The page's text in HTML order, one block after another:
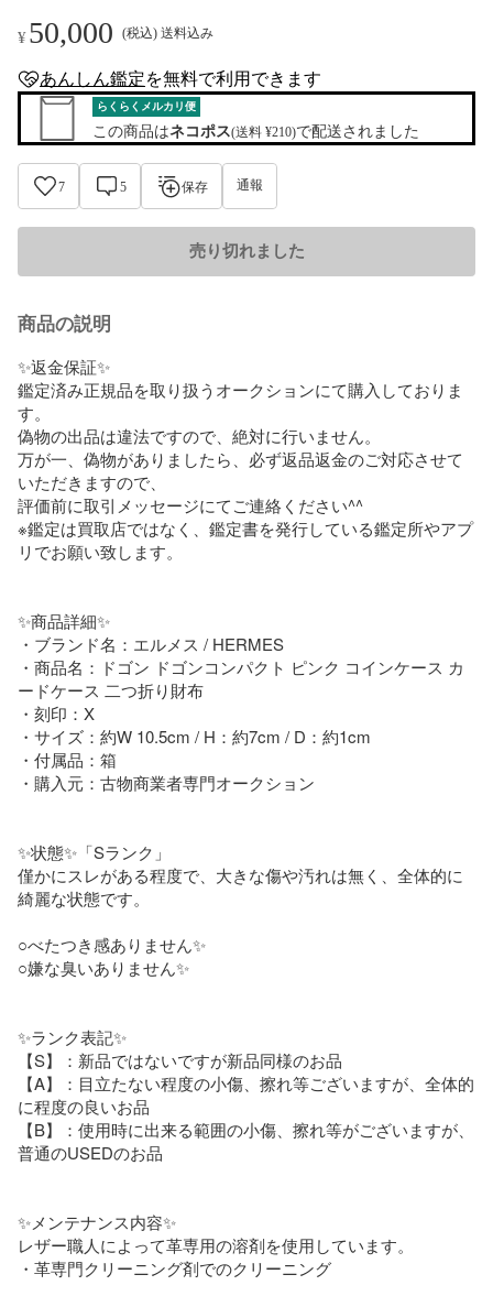
¥50,000 (税込) 送料込み
anshin-appraisal-tag
あんしん鑑定を無料で利用できます
らくらくメルカリ便
この商品はネコポス(送料 ¥210)で配送されました
7 5 保存 通報
売り切れました
商品の説明
✨返金保証✨
鑑定済み正規品を取り扱うオークションにて購入しておりま
す。
偽物の出品は違法ですので、絶対に行いません。
万が一、偽物がありましたら、必ず返品返金のご対応させて
いただきますので、
評価前に取引メッセージにてご連絡ください^^
※鑑定は買取店ではなく、鑑定書を発行している鑑定所やアプ
リでお願い致します。
✨商品詳細✨
・ブランド名：エルメス / HERMES
・商品名：ドゴン ドゴンコンパクト ピンク コインケース カ
ードケース 二つ折り財布
・刻印：X
・サイズ：約W 10.5cm / H：約7cm / D：約1cm
・付属品：箱
・購入元：古物商業者専門オークション
✨状態✨「Sランク」
僅かにスレがある程度で、大きな傷や汚れは無く、全体的に
綺麗な状態です。
○べたつき感ありません✨
○嫌な臭いありません✨
✨ランク表記✨
【S】：新品ではないですが新品同様のお品
【A】：目立たない程度の小傷、擦れ等ございますが、全体的
に程度の良いお品
【B】：使用時に出来る範囲の小傷、擦れ等がございますが、
普通のUSEDのお品
✨メンテナンス内容✨
レザー職人によって革専用の溶剤を使用しています。
・革専門クリーニング剤でのクリーニング